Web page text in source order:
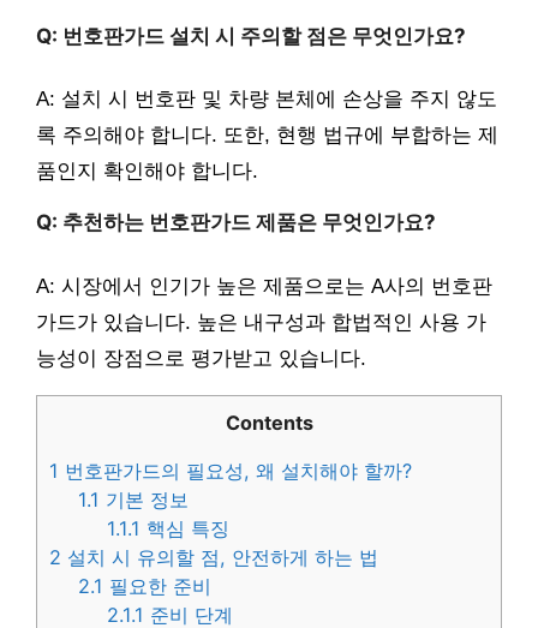
Q: 번호판가드 설치 시 주의할 점은 무엇인가요?
A: 설치 시 번호판 및 차량 본체에 손상을 주지 않도
록 주의해야 합니다. 또한, 현행 법규에 부합하는 제
품인지 확인해야 합니다.
Q: 추천하는 번호판가드 제품은 무엇인가요?
A: 시장에서 인기가 높은 제품으로는 A사의 번호판
가드가 있습니다. 높은 내구성과 합법적인 사용 가
능성이 장점으로 평가받고 있습니다.
Contents
1 번호판가드의 필요성, 왜 설치해야 할까?
1.1 기본 정보
1.1.1 핵심 특징
2 설치 시 유의할 점, 안전하게 하는 법
2.1 필요한 준비
2.1.1 준비 단계